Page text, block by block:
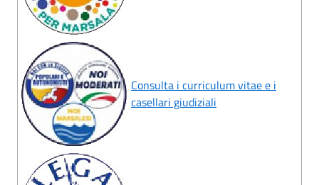
Consulta i curriculum vitae e i
casellari giudiziali